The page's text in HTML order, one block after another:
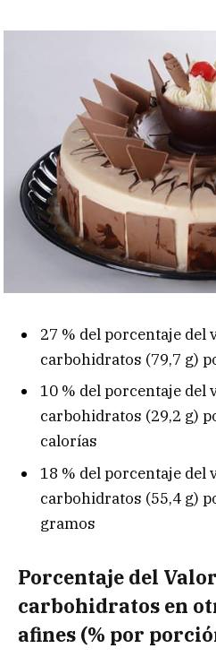
27 % del porcentaje del
carbohidratos (79,7 g)
10 % del porcentaje del
carbohidratos (29,2 g)
calorías
18 % del porcentaje del
carbohidratos (55,4 g)
gramos
Porcentaje del
carbohidratos en
afines (% por